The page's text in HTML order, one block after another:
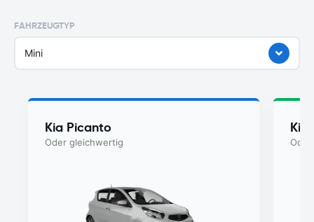
FAHRZEUGTYP
Mini
Kia Picanto
Oder gleichwertig
Kia